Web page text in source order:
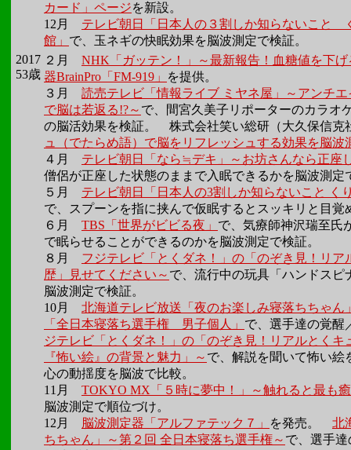
カード」ページを新設。
12月 テレビ朝日「日本人の３割しか知らないこと
館」 で、玉ネギの快眠効果を脳波測定で検証。
2017
53歳
２月 NHK「ガッテン！」～最新報告！血糖値を下
器BrainPro「FM-919」
を提供。
３月 読売テレビ「情報ライブ ミヤネ屋」～アンチ
で脳は若返る!?～ で、間宮久美子リポーターのカラオ
の脳活効果を検証。 株式会社笑い総研（大久保信克
ュ（でたらめ語）で脳をリフレッシュする効果を脳波
４月 テレビ朝日「なら≒デキ」～お坊さんなら正座
僧侶が正座した状態のままで入眠できるかを脳波測定
５月 テレビ朝日「日本人の3割しか知らないこと く
で、スプーンを指に挟んで仮眠するとスッキリと目
６月 TBS「世界がビビる夜」 で、気療師神沢瑞至氏
で眠らせることができるのかを脳波測定で検証。
８月 フジテレビ「とくダネ！」の「のぞき見！リ
歴」見せてください～ で、流行中の玩具「ハンドス
脳波測定で検証。
10月 北海道テレビ放送「夜のお楽しみ寝落ちちゃ
「全日本寝落ち選手権 男子個人」 で、選手達の覚
ジテレビ「とくダネ！」の「のぞき見！リアルとく
『怖い絵』の背景と魅力」～ で、解説を聞いて怖い絵
心の動揺度を脳波で比較。
11月 TOKYO MX「５時に夢中！」～触れると最も
脳波測定で順位づけ。
12月
脳波測定器「アルファテック７」 を発売。 北
ちちゃん」～第２回 全日本寝落ち選手権～ で、選手